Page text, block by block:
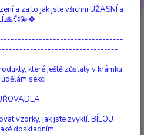
na "tekoucí dým"
a za to jak jste všichni ÚŽASNÍ a
které ještě zůstaly v krámku
sekci
vzorky, jak jste zvyklí. BÍLOU
doskladním.